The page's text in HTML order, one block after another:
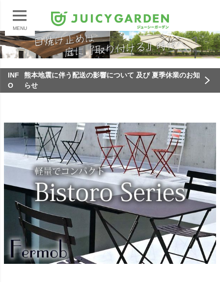
MENU
INF
O
熊本地震に伴う配送の影響について 及び 夏季休業のお知
らせ